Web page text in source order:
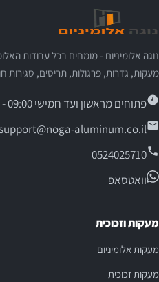
מעקות, גדרות, פרגולות, תריסים, סגירות
פתוחים מראשון ועד חמישי 09:00 - 18:30
support@noga-aluminum.co.il
0524025710
וואטסאפ
מעקות וזכוכית
מעקות אלומיניום
מעקות זכוכית